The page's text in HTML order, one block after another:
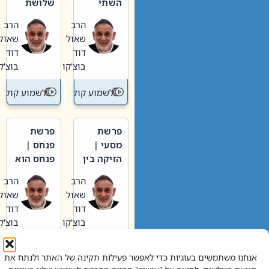
אנחנו משתמשים בעוגיות כדי לאפשר פעילות תקינה של האתר ולנתח את
וערב של
חיינו
הרב
שאול
דוד
בוצ'קו
לשמוע קול תורה – מדרש
האבות
הרב
שאול
דוד
בוצ'קו
לשמוע קול
פרשת
מסעי |
הזיקה בין
הגדול לעם הרב
שאול
דוד
בוצ'קו
לשמוע קול תורה – מדרש
פרשת
פנחס |
פנחס הוא
אליהו: בין
קנאות
הורסת
לקנאות
בונה
הרב
שאול
דוד
בוצ'קו
לשמוע קול